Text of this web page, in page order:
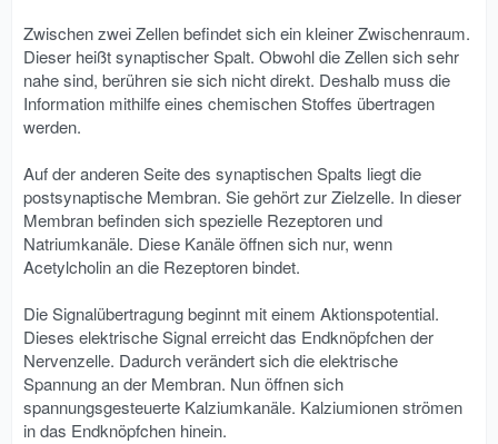
Zwischen zwei Zellen befindet sich ein kleiner Zwischenraum.
Dieser heißt synaptischer Spalt. Obwohl die Zellen sich sehr
nahe sind, berühren sie sich nicht direkt. Deshalb muss die
Information mithilfe eines chemischen Stoffes übertragen
werden.
Auf der anderen Seite des synaptischen Spalts liegt die
postsynaptische Membran. Sie gehört zur Zielzelle. In dieser
Membran befinden sich spezielle Rezeptoren und
Natriumkanäle. Diese Kanäle öffnen sich nur, wenn
Acetylcholin an die Rezeptoren bindet.
Die Signalübertragung beginnt mit einem Aktionspotential.
Dieses elektrische Signal erreicht das Endknöpfchen der
Nervenzelle. Dadurch verändert sich die elektrische
Spannung an der Membran. Nun öffnen sich
spannungsgesteuerte Kalziumkanäle. Kalziumionen strömen
in das Endknöpfchen hinein.